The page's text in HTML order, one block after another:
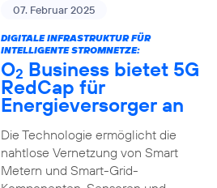
07. Februar 2025
DIGITALE INFRASTRUKTUR FÜR
INTELLIGENTE STROMNETZE:
O2 Business bietet 5G
RedCap für
Energieversorger an
Die Technologie ermöglicht die
nahtlose Vernetzung von Smart
Metern und Smart-Grid-